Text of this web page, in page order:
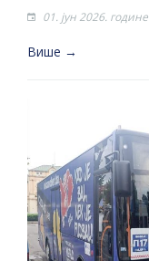
01. јун 2026. године
Више →